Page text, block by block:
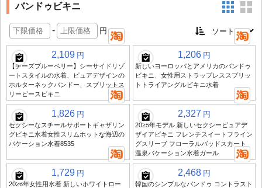
バンドゥビキニ
- 円
2,109 円
【チーズブルーベリー】シーサイドリゾ
ートスタイルの水着、ピュアデザインの
ホルターネックバンドー、スプリットス
リーピースビキニ
1,206 円
新しいヨーロッパとアメリカのバンドゥ
ビキニ、女性用ストラップレススプリッ
トトライアングルビキニ水着
1,826 円
セクシーなスチールサポートギャザリン
グビキニ水着女性スリムホットな海辺の
バケーション水着8535
2,327 円
2025年モデル 新しいセクシーピュアデ
ザイアビキニ フレンチスイートフライン
グスリーブ フローラルバッドスカート
温泉バケーション水着ガール
1,729 円
2026年女性用水着 新しいホワイトロー
2,468 円
韓国のシンプルなバンドゥ コントラスト